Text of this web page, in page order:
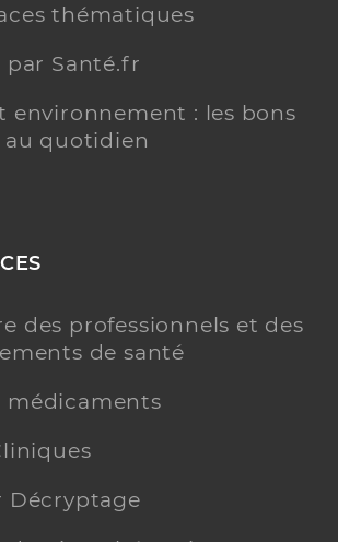
thématiques
par Santé.fr
environnement : les bons
au quotidien
des professionnels et des
de santé
médicaments
Décryptage